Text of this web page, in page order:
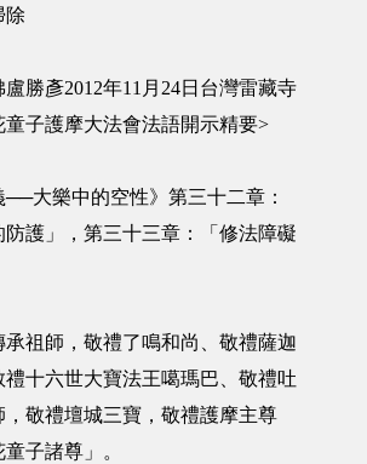
除
勝彥2012年11月24日台灣雷藏寺
童子護摩大法會法語開示精要>
──大樂中的空性》第三十二章：
防護」，第三十三章：「修法障礙
祖師，敬禮了鳴和尚、敬禮薩迦
十六世大寶法王噶瑪巴、敬禮吐
，敬禮壇城三寶，敬禮護摩主尊
童子諸尊」。